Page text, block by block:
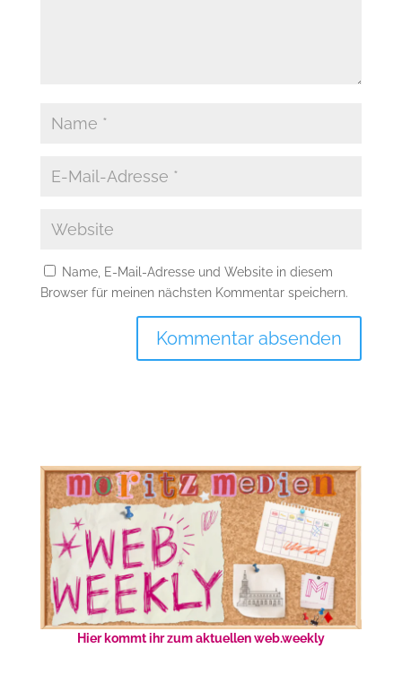
Name, E-Mail-Adresse und Website in diesem
Browser für meinen nächsten Kommentar speichern.
Hier kommt ihr zum aktuellen web.weekly